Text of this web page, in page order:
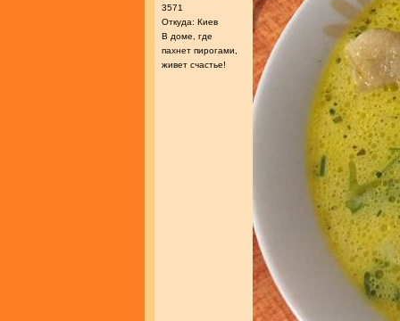
3571
Откуда: Киев
В доме, где
пахнет пирогами,
живет счастье!